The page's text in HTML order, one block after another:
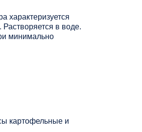
характеризуется
в воде.
минимально
картофельные и